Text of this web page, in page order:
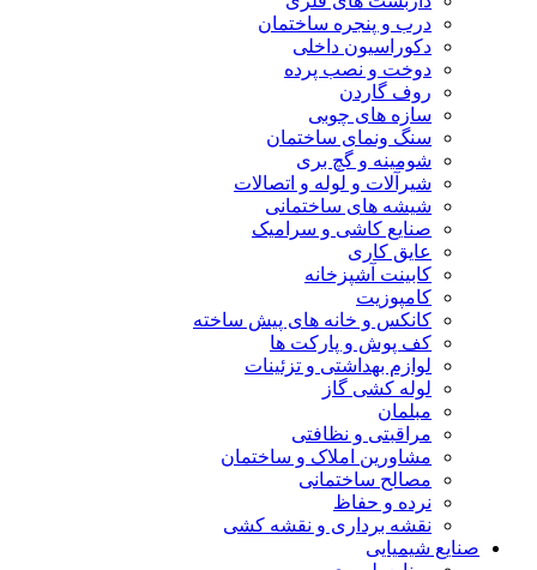
درب و پنجره ساختمان
دکوراسیون داخلی
دوخت و نصب پرده
روف گاردن
سازه های چوبی
سنگ ونمای ساختمان
شومینه و گچ بری
شیرآلات و لوله و اتصالات
شیشه های ساختمانی
صنایع کاشی و سرامیک
عایق کاری
کابینت آشپزخانه
کامپوزیت
کانکس و خانه های پیش ساخته
کف پوش و پارکت ها
لوازم بهداشتی و تزئینات
لوله کشی گاز
مبلمان
مراقبتی و نظافتی
مشاورین املاک و ساختمان
مصالح ساختمانی
نرده و حفاظ
نقشه برداری و نقشه کشی
صنایع شیمیایی